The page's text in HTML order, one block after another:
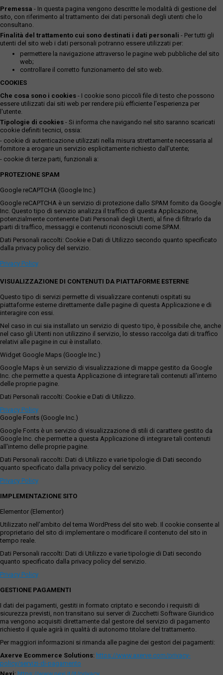
Premessa - In questa pagina vengono descritte le modalità di gestione del
sito, con riferimento al trattamento dei dati personali degli utenti che lo
consultano.
Finalità del trattamento cui sono destinati i dati personali - Per tutti gli
utenti del sito web i dati personali potranno essere utilizzati per:
permettere la navigazione attraverso le pagine web pubbliche del sito
web;
controllare il corretto funzionamento del sito web.
COOKIES
Che cosa sono i cookies - I cookie sono piccoli file di testo che possono
essere utilizzati dai siti web per rendere più efficiente l'esperienza per
l'utente.
Tipologie di cookies - Si informa che navigando nel sito saranno scaricati
cookie definiti tecnici, ossia:
- cookie di autenticazione utilizzati nella misura strettamente necessaria al
fornitore a erogare un servizio esplicitamente richiesto dall'utente;
- cookie di terze parti, funzionali a:
PROTEZIONE SPAM
Google reCAPTCHA (Google Inc.)
Google reCAPTCHA è un servizio di protezione dallo SPAM fornito da Google
Inc. Questo tipo di servizio analizza il traffico di questa Applicazione,
potenzialmente contenente Dati Personali degli Utenti, al fine di filtrarlo da
parti di traffico, messaggi e contenuti riconosciuti come SPAM.
Dati Personali raccolti: Cookie e Dati di Utilizzo secondo quanto specificato
dalla privacy policy del servizio.
Privacy Policy
VISUALIZZAZIONE DI CONTENUTI DA PIATTAFORME ESTERNE
Questo tipo di servizi permette di visualizzare contenuti ospitati su
piattaforme esterne direttamente dalle pagine di questa Applicazione e di
interagire con essi.
Nel caso in cui sia installato un servizio di questo tipo, è possibile che, anche
nel caso gli Utenti non utilizzino il servizio, lo stesso raccolga dati di traffico
relativi alle pagine in cui è installato.
Widget Google Maps (Google Inc.)
Google Maps è un servizio di visualizzazione di mappe gestito da Google
Inc. che permette a questa Applicazione di integrare tali contenuti all'interno
delle proprie pagine.
Dati Personali raccolti: Cookie e Dati di Utilizzo.
Privacy Policy
Google Fonts (Google Inc.)
Google Fonts è un servizio di visualizzazione di stili di carattere gestito da
Google Inc. che permette a questa Applicazione di integrare tali contenuti
all'interno delle proprie pagine.
Dati Personali raccolti: Dati di Utilizzo e varie tipologie di Dati secondo
quanto specificato dalla privacy policy del servizio.
Privacy Policy
IMPLEMENTAZIONE SITO
Elementor (Elementor)
Utilizzato nell'ambito del tema WordPress del sito web. Il cookie consente al
proprietario del sito di implementare o modificare il contenuto del sito in
tempo reale.
Dati Personali raccolti: Dati di Utilizzo e varie tipologie di Dati secondo
quanto specificato dalla privacy policy del servizio.
Privacy Policy
GESTIONE PAGAMENTI
I dati dei pagamenti, gestiti in formato criptato e secondo i requisiti di
sicurezza previsti, non transitano sui server di Zucchetti Software Giuridico
ma vengono acquisiti direttamente dal gestore del servizio di pagamento
richiesto il quale agirà in qualità di autonomo titolare del trattamento.
Per maggiori informazioni si rimanda alle pagine dei gestori dei pagamenti:
Axerve Ecommerce Solutions: https://www.axerve.com/privacy-
policy/servizi-di-pagamento